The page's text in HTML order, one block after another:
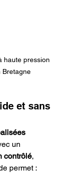
haute pression
Bretagne
et sans
un
contrôlé,
permet :